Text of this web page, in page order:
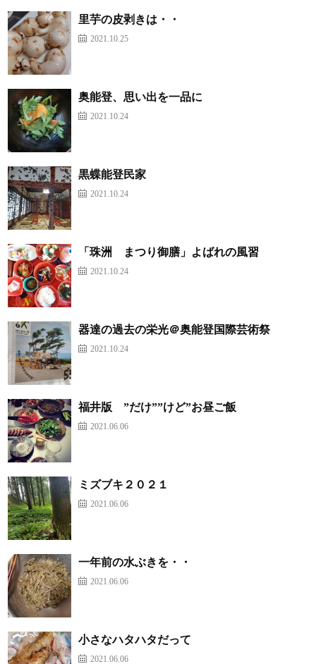
里芋の皮剥きは・・
2021.10.25
奥能登、思い出を一品に
2021.10.24
黒蝶能登民家
2021.10.24
「珠洲 まつり御膳」よばれの風習
2021.10.24
器達の過去の栄光＠奥能登国際芸術祭
2021.10.24
福井版 ”だけ””けど”お昼ご飯
2021.06.06
ミズブキ２０２１
2021.06.06
一年前の水ぶきを・・
2021.06.06
小さなハタハタだって
2021.06.06